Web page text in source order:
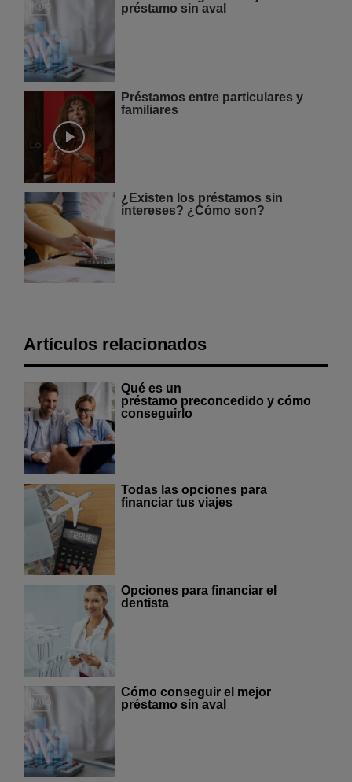
préstamo sin aval
Préstamos entre particulares y
familiares
¿Existen los préstamos sin
intereses? ¿Cómo son?
Artículos relacionados
Qué es un
préstamo preconcedido y cómo
conseguirlo
Todas las opciones para
financiar tus viajes
Opciones para financiar el
dentista
Cómo conseguir el mejor
préstamo sin aval